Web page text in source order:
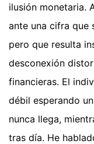
ilusión monetaria.
ante una cifra que
pero que resulta
desconexión
financieras. El
débil esperando
nunca llega,
tras día. He